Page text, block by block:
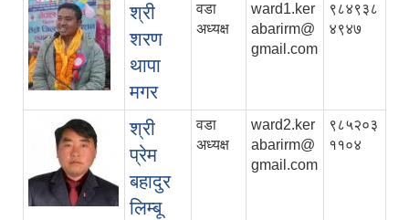
श्री
शरण
थापा
मगर
वडा
अध्यक्ष
ward1.ker
abarirm@
gmail.com
९८४९३८
४९४७
श्री
प्रेम
बहादुर
लिम्बू
वडा
अध्यक्ष
ward2.ker
abarirm@
gmail.com
९८५२०३
११०४